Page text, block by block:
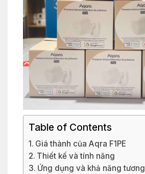
Table of Contents
Giá thành của Aqra F1PE
Thiết kế và tính năng
Ứng dụng và khả năng